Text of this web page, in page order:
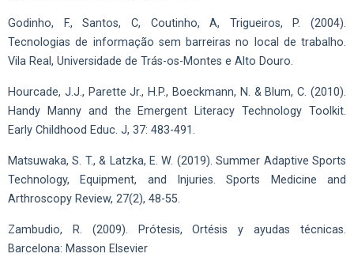
Godinho, F., Santos, C, Coutinho, A, Trigueiros, P. (2004).
Tecnologias de informação sem barreiras no local de trabalho.
Vila Real, Universidade de Trás-os-Montes e Alto Douro.
Hourcade, J.J., Parette Jr., H.P., Boeckmann, N. & Blum, C. (2010).
Handy Manny and the Emergent Literacy Technology Toolkit.
Early Childhood Educ. J, 37: 483-491.
Matsuwaka, S. T., & Latzka, E. W. (2019). Summer Adaptive Sports
Technology, Equipment, and Injuries. Sports Medicine and
Arthroscopy Review, 27(2), 48-55.
Zambudio, R. (2009). Prótesis, Ortésis y ayudas técnicas.
Barcelona: Masson Elsevier